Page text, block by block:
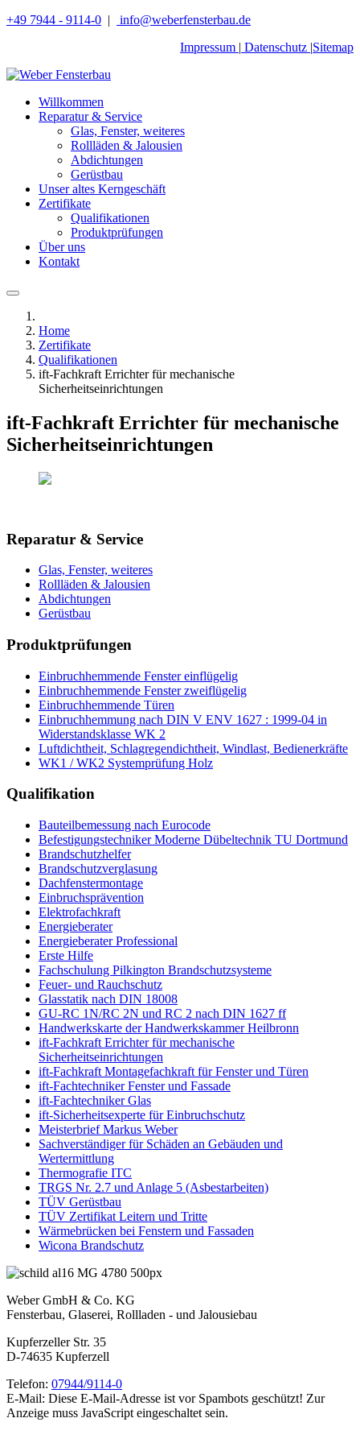
+49 7944 - 9114-0 |
info@weberfensterbau.de
Impressum | Datenschutz |Sitemap
Willkommen
Reparatur & Service
Glas, Fenster, weiteres
Rollläden & Jalousien
Abdichtungen
Gerüstbau
Unser altes Kerngeschäft
Zertifikate
Qualifikationen
Produktprüfungen
Über uns
Kontakt
Home
Zertifikate
Qualifikationen
ift-Fachkraft Errichter für mechanische
Sicherheitseinrichtungen
ift-Fachkraft Errichter für mechanische
Sicherheitseinrichtungen
Reparatur & Service
Glas, Fenster, weiteres
Rollläden & Jalousien
Abdichtungen
Gerüstbau
Produktprüfungen
Einbruchhemmende Fenster einflügelig
Einbruchhemmende Fenster zweiflügelig
Einbruchhemmende Türen
Einbruchhemmung nach DIN V ENV 1627 : 1999-04 in
Widerstandsklasse WK 2
Luftdichtheit, Schlagregendichtheit, Windlast, Bedienerkräfte
WK1 / WK2 Systemprüfung Holz
Qualifikation
Bauteilbemessung nach Eurocode
Befestigungstechniker Moderne Dübeltechnik TU Dortmund
Brandschutzhelfer
Brandschutzverglasung
Dachfenstermontage
Einbruchsprävention
Elektrofachkraft
Energieberater
Energieberater Professional
Erste Hilfe
Fachschulung Pilkington Brandschutzsysteme
Feuer- und Rauchschutz
Glasstatik nach DIN 18008
GU-RC 1N/RC 2N und RC 2 nach DIN 1627 ff
Handwerkskarte der Handwerkskammer Heilbronn
ift-Fachkraft Errichter für mechanische
Sicherheitseinrichtungen
ift-Fachkraft Montagefachkraft für Fenster und Türen
ift-Fachtechniker Fenster und Fassade
ift-Fachtechniker Glas
ift-Sicherheitsexperte für Einbruchschutz
Meisterbrief Markus Weber
Sachverständiger für Schäden an Gebäuden und
Wertermittlung
Thermografie ITC
TRGS Nr. 2.7 und Anlage 5 (Asbestarbeiten)
TÜV Gerüstbau
TÜV Zertifikat Leitern und Tritte
Wärmebrücken bei Fenstern und Fassaden
Wicona Brandschutz
Weber GmbH & Co. KG
Fensterbau, Glaserei, Rollladen - und Jalousiebau
Kupferzeller Str. 35
D-74635 Kupferzell
Telefon: 07944/9114-0
E-Mail: Diese E-Mail-Adresse ist vor Spambots geschützt! Zur
Anzeige muss JavaScript eingeschaltet sein.